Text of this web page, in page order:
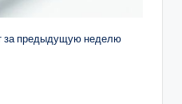
за предыдущую неделю